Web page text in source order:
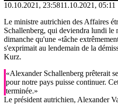
10.10.2021, 23:5811.10.2021, 05:11
Le ministre autrichien des Affaires
Schallenberg, qui deviendra lundi le
dimanche qu'une «tâche
s'exprimait au lendemain de la
Kurz.
«Alexander Schallenberg prêterait
pour notre pays puisse continuer.
terminée.»
Le président autrichien, Alexander